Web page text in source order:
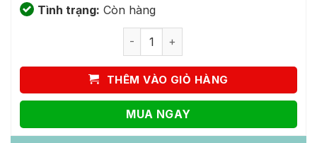
là:
950.000₫.
tại
là:
850.000₫.
Tình trạng: Còn hàng
Ghế Bọc Da Chân Sắt Xoay GCX02
THÊM VÀO GIỎ HÀNG
MUA NGAY